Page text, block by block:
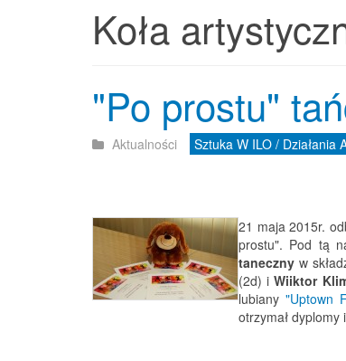
Koła
"Po prostu"
Aktualności Sztuka W ILO / Działania
21 maja 2015r.
prostu". Pod tą
taneczny w
(2d) iWiiktor
lubiany "Uptown
otrzymał